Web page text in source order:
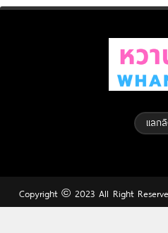
INNER PEACE สาทร-ท่าพระ
CHER สาทร-สุขสวัสดิ์
อณาสิริ ศรีนครินทร์-แพรกษา
สราญสิริ ราชพฤกษ์-346